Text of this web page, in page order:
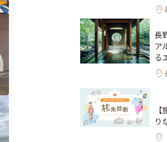
長
ア
る
り